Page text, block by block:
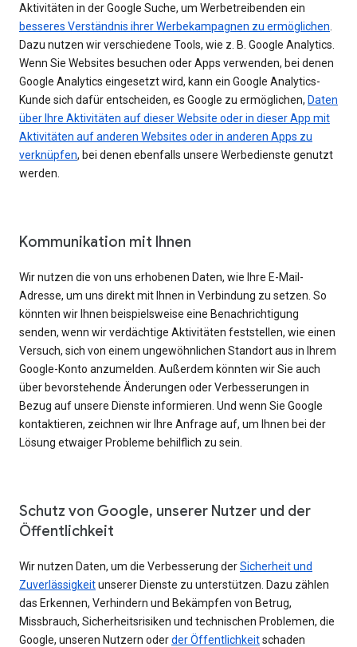
Aktivitäten in der Google Suche, um Werbetreibenden ein
besseres Verständnis ihrer Werbekampagnen zu ermöglichen
Dazu nutzen wir verschiedene Tools, wie z. B. Google Analytics.
Wenn Sie Websites besuchen oder Apps verwenden, bei denen
Google Analytics eingesetzt wird, kann ein Google Analytics-
Kunde sich dafür entscheiden, es Google zu ermöglichen, Daten
über Ihre Aktivitäten auf dieser Website oder in dieser App mit
Aktivitäten auf anderen Websites oder in anderen Apps zu
verknüpfen, bei denen ebenfalls unsere Werbedienste genutzt
werden.
Kommunikation mit Ihnen
Wir nutzen die von uns erhobenen Daten, wie Ihre E-Mail-
Adresse, um uns direkt mit Ihnen in Verbindung zu setzen. So
könnten wir Ihnen beispielsweise eine Benachrichtigung
senden, wenn wir verdächtige Aktivitäten feststellen, wie einen
Versuch, sich von einem ungewöhnlichen Standort aus in Ihrem
Google-Konto anzumelden. Außerdem könnten wir Sie auch
über bevorstehende Änderungen oder Verbesserungen in
Bezug auf unsere Dienste informieren. Und wenn Sie Google
kontaktieren, zeichnen wir Ihre Anfrage auf, um Ihnen bei der
Lösung etwaiger Probleme behilflich zu sein.
Schutz von Google, unserer Nutzer und der
Öffentlichkeit
Wir nutzen Daten, um die Verbesserung derSicherheit und
Zuverlässigkeitunserer Dienste zu unterstützen. Dazu zählen
das Erkennen, Verhindern und Bekämpfen von Betrug,
Missbrauch, Sicherheitsrisiken und technischen Problemen, die
Google, unseren Nutzern oderder Öffentlichkeitschaden